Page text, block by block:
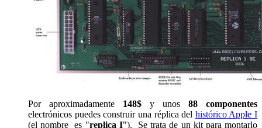
Por aproximadamente 148$ y unos 88 componentes
electrónicos puedes construir una réplica del histórico Apple I
(el nombre es "replica I"). Se trata de un kit para montarlo